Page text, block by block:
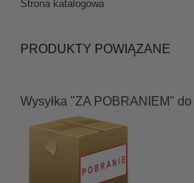
Strona katalogowa
PRODUKTY POWIĄZANE
Wysyłka "ZA POBRANIEM"